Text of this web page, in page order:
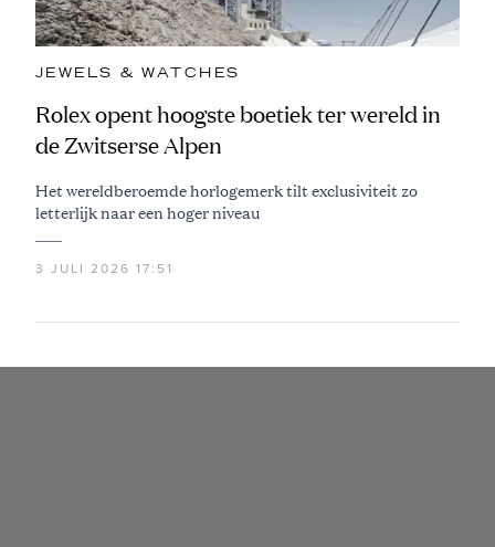
JEWELS & WATCHES
Rolex opent hoogste boetiek ter wereld in
de Zwitserse Alpen
Het wereldberoemde horlogemerk tilt exclusiviteit zo
letterlijk naar een hoger niveau
3 JULI 2026 17:51